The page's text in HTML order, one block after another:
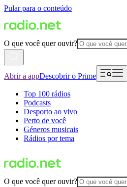
Pular para o conteúdo
O que você quer ouvir?
Abrir a appDescobrir o Prime
Top 100 rádios
Podcasts
Desporto ao vivo
Perto de você
Géneros musicais
Rádios por tema
O que você quer ouvir?